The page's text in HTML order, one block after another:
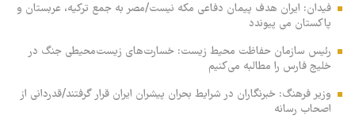
فیدان: ایران هدف پیمان دفاعی مکه نیست/مصر به جمع ترکیه، عربستان و
پاکستان می پیوندد
رئیس سازمان حفاظت محیط زیست: خسارت‌های زیست‌محیطی جنگ در
خلیج فارس را مطالبه‌ می‌کنیم
وزیر فرهنگ: خبرنگاران در شرایط بحران پیشران ایران قرار گرفتند/قدردانی از
اصحاب رسانه